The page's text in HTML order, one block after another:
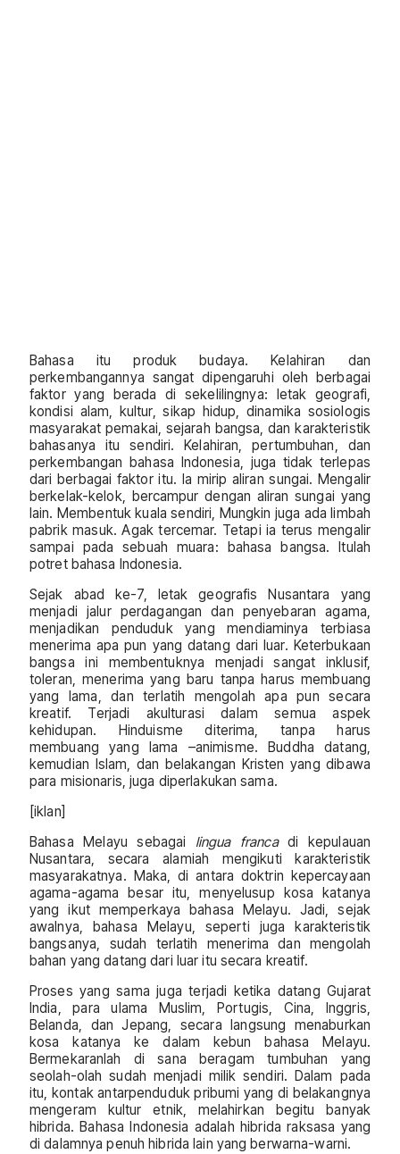
Bahasa itu produk budaya. Kelahiran dan
perkembangannya sangat dipengaruhi oleh berbagai
faktor yang berada di sekelilingnya: letak geografi,
kondisi alam, kultur, sikap hidup, dinamika sosiologis
masyarakat pemakai, sejarah bangsa, dan karakteristik
bahasanya itu sendiri. Kelahiran, pertumbuhan, dan
perkembangan bahasa Indonesia, juga tidak terlepas
dari berbagai faktor itu. Ia mirip aliran sungai. Mengalir
berkelak-kelok, bercampur dengan aliran sungai yang
lain. Membentuk kuala sendiri, Mungkin juga ada limbah
pabrik masuk. Agak tercemar. Tetapi ia terus mengalir
sampai pada sebuah muara: bahasa bangsa. Itulah
potret bahasa Indonesia.
Sejak abad ke-7, letak geografis Nusantara yang
menjadi jalur perdagangan dan penyebaran agama,
menjadikan penduduk yang mendiaminya terbiasa
menerima apa pun yang datang dari luar. Keterbukaan
bangsa ini membentuknya menjadi sangat inklusif,
toleran, menerima yang baru tanpa harus membuang
yang lama, dan terlatih mengolah apa pun secara
kreatif. Terjadi akulturasi dalam semua aspek
kehidupan. Hinduisme diterima, tanpa harus
membuang yang lama –animisme. Buddha datang,
kemudian Islam, dan belakangan Kristen yang dibawa
para misionaris, juga diperlakukan sama.
[iklan]
Bahasa Melayu sebagai lingua francadi kepulauan
Nusantara, secara alamiah mengikuti karakteristik
masyarakatnya. Maka, di antara doktrin kepercayaan
agama-agama besar itu, menyelusup kosa katanya
yang ikut memperkaya bahasa Melayu. Jadi, sejak
awalnya, bahasa Melayu, seperti juga karakteristik
bangsanya, sudah terlatih menerima dan mengolah
bahan yang datang dari luar itu secara kreatif.
Proses yang sama juga terjadi ketika datang Gujarat
India, para ulama Muslim, Portugis, Cina, Inggris,
Belanda, dan Jepang, secara langsung menaburkan
kosa katanya ke dalam kebun bahasa Melayu.
Bermekaranlah di sana beragam tumbuhan yang
seolah-olah sudah menjadi milik sendiri. Dalam pada
itu, kontak antarpenduduk pribumi yang di belakangnya
mengeram kultur etnik, melahirkan begitu banyak
hibrida. Bahasa Indonesia adalah hibrida raksasa yang
di dalamnya penuh hibrida lain yang berwarna-warni.